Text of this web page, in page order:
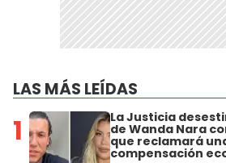
LAS MÁS LEÍDAS
1 La Justicia
de Wanda Nara
que reclamará
compensación